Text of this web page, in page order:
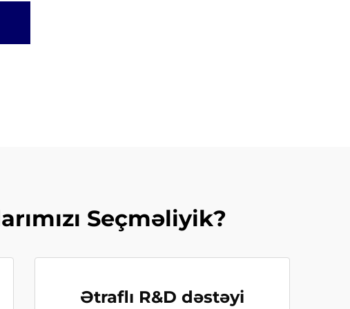
Seçməliyik?
Ətraflı R&D dəstəyi